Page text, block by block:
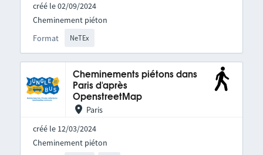
créé le 02/09/2024
Format NeTEx
Cheminement piéton
Cheminements piétons dans
Paris d'après
OpenstreetMap
Paris
créé le 12/03/2024
Cheminement piéton